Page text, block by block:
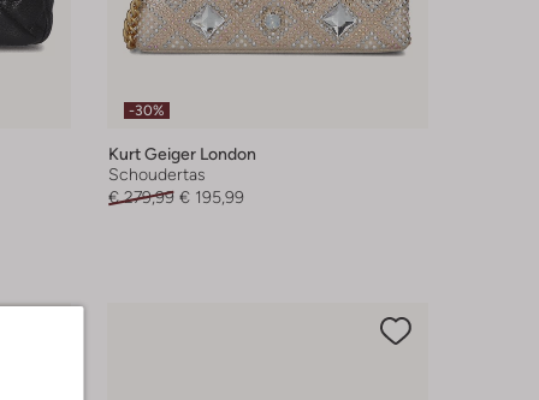
-30%
Kurt Geiger London
Schoudertas
€ 279,99 € 195,99